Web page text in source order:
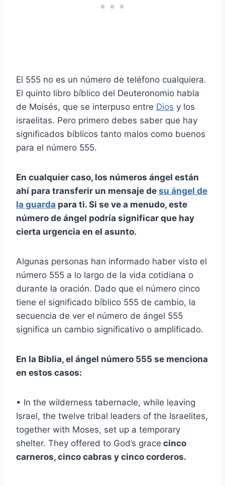
El 555 no es un número de teléfono cualquiera.
El quinto libro bíblico del Deuteronomio habla
de Moisés, que se interpuso entre Dios y los
israelitas. Pero primero debes saber que hay
significados bíblicos tanto malos como buenos
para el número 555.
En cualquier caso, los números ángel están
ahí para transferir un mensaje de su ángel de
la guarda para ti. Si se ve a menudo, este
número de ángel podría significar que hay
cierta urgencia en el asunto.
Algunas personas han informado haber visto el
número 555 a lo largo de la vida cotidiana o
durante la oración. Dado que el número cinco
tiene el significado bíblico 555 de cambio, la
secuencia de ver el número de ángel 555
significa un cambio significativo o amplificado.
En la Biblia, el ángel número 555 se menciona
en estos casos:
• In the wilderness tabernacle, while leaving
Israel, the twelve tribal leaders of the Israelites,
together with Moses, set up a temporary
shelter. They offered to God’s grace cinco
carneros, cinco cabras y cinco corderos.